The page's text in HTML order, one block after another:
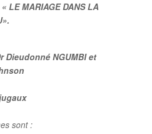
« LE MARIAGE DANS LA
.
Dieudonné NGUMBI et
sont :